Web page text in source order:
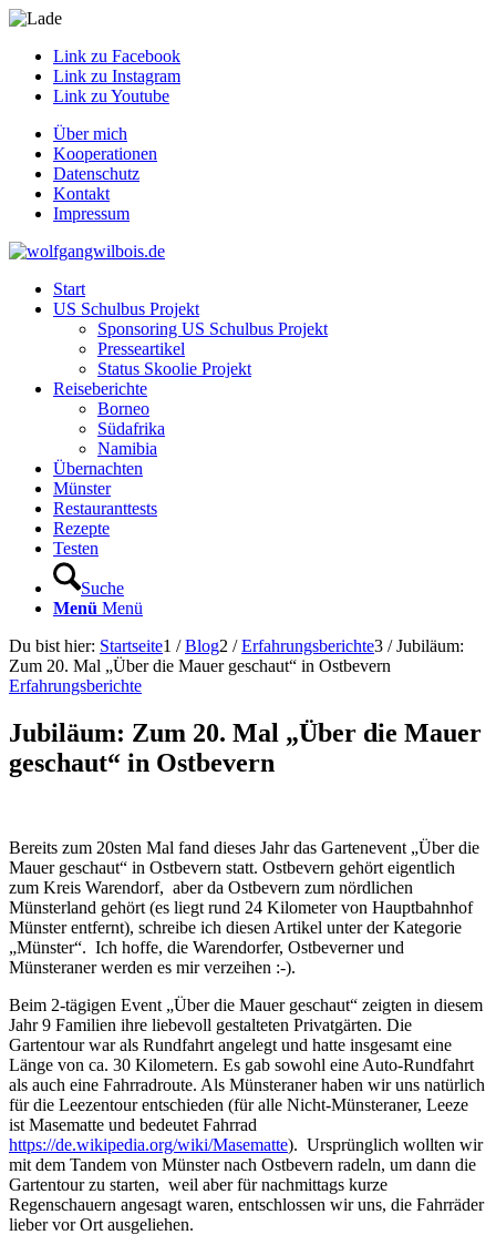
Link zu Facebook
Link zu Instagram
Link zu Youtube
Über mich
Kooperationen
Datenschutz
Kontakt
Impressum
Start
US Schulbus Projekt
Sponsoring US Schulbus Projekt
Presseartikel
Status Skoolie Projekt
Reiseberichte
Borneo
Südafrika
Namibia
Übernachten
Münster
Restauranttests
Rezepte
Testen
Suche
Menü Menü
Du bist hier: Startseite1 / Blog2 / Erfahrungsberichte3 / Jubiläum:
Zum 20. Mal „Über die Mauer geschaut“ in Ostbevern
Erfahrungsberichte
Jubiläum: Zum 20. Mal „Über die Mauer
geschaut“ in Ostbevern
Bereits zum 20sten Mal fand dieses Jahr das Gartenevent „Über die
Mauer geschaut“ in Ostbevern statt. Ostbevern gehört eigentlich
zum Kreis Warendorf, aber da Ostbevern zum nördlichen
Münsterland gehört (es liegt rund 24 Kilometer von Hauptbahnhof
Münster entfernt), schreibe ich diesen Artikel unter der Kategorie
„Münster“. Ich hoffe, die Warendorfer, Ostbeverner und
Münsteraner werden es mir verzeihen :-).
Beim 2-tägigen Event „Über die Mauer geschaut“ zeigten in diesem
Jahr 9 Familien ihre liebevoll gestalteten Privatgärten. Die
Gartentour war als Rundfahrt angelegt und hatte insgesamt eine
Länge von ca. 30 Kilometern. Es gab sowohl eine Auto-Rundfahrt
als auch eine Fahrradroute. Als Münsteraner haben wir uns natürlich
für die Leezentour entschieden (für alle Nicht-Münsteraner, Leeze
ist Masematte und bedeutet Fahrrad
https://de.wikipedia.org/wiki/Masematte). Ursprünglich wollten wir
mit dem Tandem von Münster nach Ostbevern radeln, um dann die
Gartentour zu starten, weil aber für nachmittags kurze
Regenschauern angesagt waren, entschlossen wir uns, die Fahrräder
lieber vor Ort ausgeliehen.